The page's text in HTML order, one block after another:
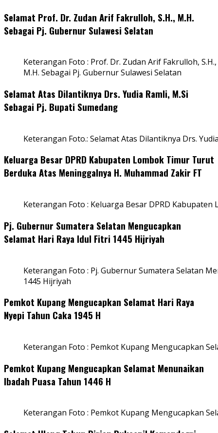
Selamat Prof. Dr. Zudan Arif Fakrulloh, S.H., M.H.
Sebagai Pj. Gubernur Sulawesi Selatan
Keterangan Foto : Prof. Dr. Zudan Arif Fakrulloh, S.H.,
M.H. Sebagai Pj. Gubernur Sulawesi Selatan
Selamat Atas Dilantiknya Drs. Yudia Ramli, M.Si
Sebagai Pj. Bupati Sumedang
Keterangan Foto.: Selamat Atas Dilantiknya Drs.
Keluarga Besar DPRD Kabupaten Lombok Timur Turut
Berduka Atas Meninggalnya H. Muhammad Zakir FT
Keterangan Foto : Keluarga Besar DPRD
Pj. Gubernur Sumatera Selatan Mengucapkan
Selamat Hari Raya Idul Fitri 1445 Hijriyah
Keterangan Foto : Pj. Gubernur Sumatera Selatan
1445 Hijriyah
Pemkot Kupang Mengucapkan Selamat Hari Raya
Nyepi Tahun Caka 1945 H
Keterangan Foto : Pemkot Kupang Mengucapkan
Pemkot Kupang Mengucapkan Selamat Menunaikan
Ibadah Puasa Tahun 1446 H
Keterangan Foto : Pemkot Kupang Mengucapkan